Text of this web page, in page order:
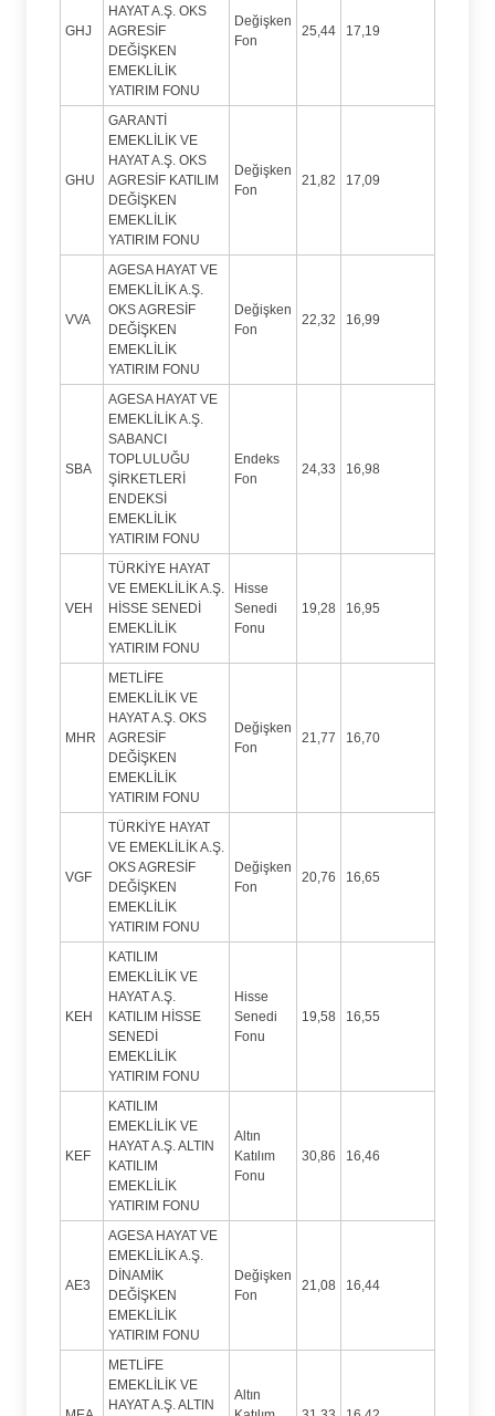
GHJ
HAYAT A.Ş. OKS
AGRESİF
DEĞİŞKEN
EMEKLİLİK
YATIRIM FONU
Değişken
Fon
25,44 17,19
GHU
GARANTİ
EMEKLİLİK VE
HAYAT A.Ş. OKS
AGRESİF KATILIM
DEĞİŞKEN
EMEKLİLİK
YATIRIM FONU
Değişken
Fon
21,82 17,09
VVA
AGESA HAYAT VE
EMEKLİLİK A.Ş.
OKS AGRESİF
DEĞİŞKEN
EMEKLİLİK
YATIRIM FONU
Değişken
Fon
22,32 16,99
SBA
AGESA HAYAT VE
EMEKLİLİK A.Ş.
SABANCI
TOPLULUĞU
ŞİRKETLERİ
ENDEKSİ
EMEKLİLİK
YATIRIM FONU
Endeks
Fon
24,33 16,98
VEH
TÜRKİYE HAYAT
VE EMEKLİLİK A.Ş.
HİSSE SENEDİ
EMEKLİLİK
YATIRIM FONU
Hisse
Senedi
Fonu
19,28 16,95
MHR
METLİFE
EMEKLİLİK VE
HAYAT A.Ş. OKS
AGRESİF
DEĞİŞKEN
EMEKLİLİK
YATIRIM FONU
Değişken
Fon
21,77 16,70
VGF
TÜRKİYE HAYAT
VE EMEKLİLİK A.Ş.
OKS AGRESİF
DEĞİŞKEN
EMEKLİLİK
YATIRIM FONU
Değişken
Fon
20,76 16,65
KEH
KATILIM
EMEKLİLİK VE
HAYAT A.Ş.
KATILIM HİSSE
SENEDİ
EMEKLİLİK
YATIRIM FONU
Hisse
Senedi
Fonu
19,58 16,55
KEF
KATILIM
EMEKLİLİK VE
HAYAT A.Ş. ALTIN
KATILIM
EMEKLİLİK
YATIRIM FONU
Altın
Katılım
Fonu
30,86 16,46
AE3
AGESA HAYAT VE
EMEKLİLİK A.Ş.
DİNAMİK
DEĞİŞKEN
EMEKLİLİK
YATIRIM FONU
Değişken
Fon
21,08 16,44
METLİFE
EMEKLİLİK VE
HAYAT A.Ş. ALTIN
Altın